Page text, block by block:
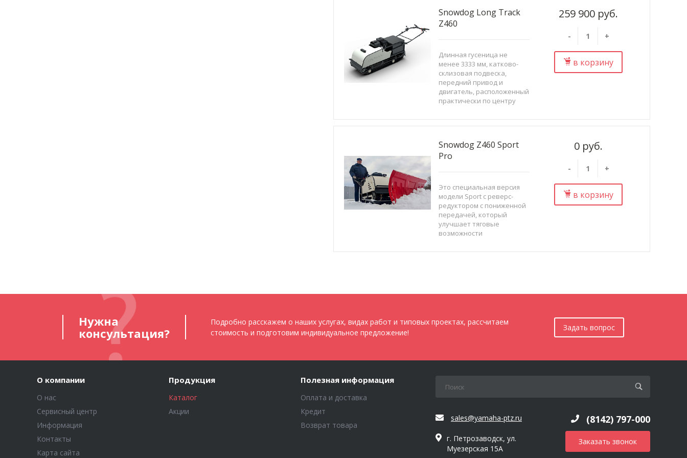
259 900 руб.
- +
в корзину
Snowdog Long Track
Z460
Длинная гусеница не
менее 3333 мм, катково-
склизовая подвеска,
передний привод и
двигатель, расположенный
практически по центру
0 руб.
- +
в корзину
Snowdog Z460 Sport
Pro
Это специальная версия
модели Sport с реверс-
редуктором с пониженной
передачей, который
улучшает тяговые
возможности
Нужна
консультация?
Подробно расскажем о наших услугах, видах работ и типовых проектах, рассчитаем
стоимость и подготовим индивидуальное предложение!
Задать вопрос
О компании
О нас
Сервисный центр
Информация
Контакты
Карта сайта
Продукция
Каталог
Акции
Полезная информация
Оплата и доставка
Кредит
Возврат товара
sales@yamaha-ptz.ru
г. Петрозаводск, ул.
Муезерская 15А
(8142) 797-000
Заказать звонок